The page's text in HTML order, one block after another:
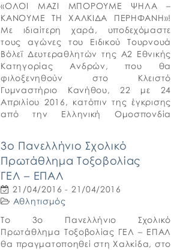
«ΟΛΟΙ ΜΑΖΙ ΜΠΟΡΟΥΜΕ ΨΗΛΑ –
ΚΑΝΟΥΜΕ ΤΗ ΧΑΛΚΙΔΑ ΠΕΡΗΦΑΝΗ»!
Με ιδιαίτερη χαρά, υποδεχόμαστε
τους αγώνες του Ειδικού Τουρνουά
Βόλεϊ Δευτεραθλητών της Α2 Εθνικής
Κατηγορίας Ανδρών, που θα
φιλοξενηθούν στο Κλειστό
Γυμναστήριο Κανήθου, 22 με 24
Απριλίου 2016, κατόπιν της έγκρισης
από την Ελληνική Ομοσπονδία
Χαλκίδας, που […]
3ο Πανελλήνιο Σχολικό
Πρωτάθλημα Τοξοβολίας
ΓΕΛ – ΕΠΑΛ
21/04/2016 - 21/04/2016
Αθλητισμός
Το 3ο Πανελλήνιο Σχολικό
Πρωτάθλημα Τοξοβολίας ΓΕΛ – ΕΠΑΛ
θα πραγματοποηθεί στη Χαλκίδα, στο